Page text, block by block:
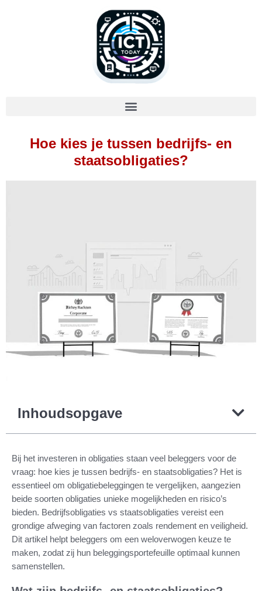
Hoe kies je tussen bedrijfs- en
staatsobligaties?
Inhoudsopgave
Bij het investeren in obligaties staan veel beleggers voor de
vraag: hoe kies je tussen bedrijfs- en staatsobligaties? Het is
essentieel om obligatiebeleggingen te vergelijken, aangezien
beide soorten obligaties unieke mogelijkheden en risico’s
bieden. Bedrijfsobligaties vs staatsobligaties vereist een
grondige afweging van factoren zoals rendement en veiligheid.
Dit artikel helpt beleggers om een weloverwogen keuze te
maken, zodat zij hun beleggingsportefeuille optimaal kunnen
samenstellen.